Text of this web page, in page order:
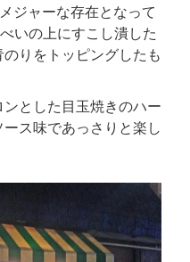
ジャーな存在となって
いの上にすこし潰した
りをトッピングしたも
とした目玉焼きのハー
ス味であっさりと楽し